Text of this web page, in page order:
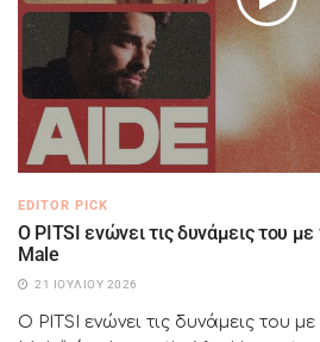
EDITOR PICK
Ο PITSI ενώνει τις δυνάμεις του
Male
21 ΙΟΥΛΊΟΥ 2026
Ο PITSI ενώνει τις δυνάμεις του